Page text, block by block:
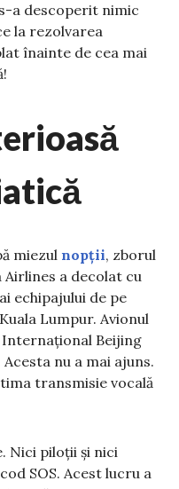
a descoperit nimic
la rezolvarea
înainte de cea mai
miezul nopții, zborul
Airlines a decolat cu
echipajului de pe
Lumpur. Avionul
Beijing
nu a mai ajuns.
transmisie vocală
Nici piloții și nici
SOS. Acest lucru a